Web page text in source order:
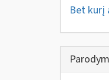
Bet kurį